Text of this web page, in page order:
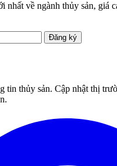
nhất về ngành thủy sản, giá
Đăng ký
tin thủy sản. Cập nhật thị